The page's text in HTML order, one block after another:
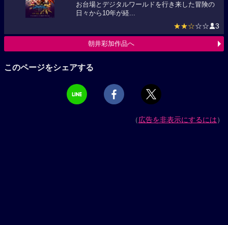
お台場とデジタルワールドを行き来した冒険の
日々から10年が経...
★★☆☆☆ 3
朝井彩加作品へ
このページをシェアする
（広告を非表示にするには）